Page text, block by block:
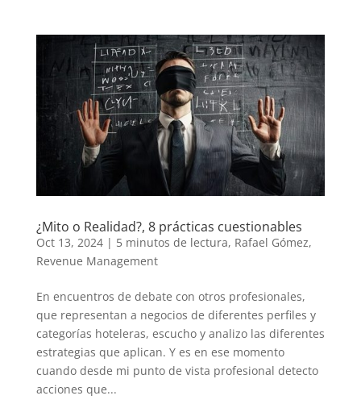
¿Mito o Realidad?, 8 prácticas cuestionables
Oct 13, 2024| 5 minutos de lectura, Rafael Gómez,
Revenue Management
En encuentros de debate con otros profesionales,
que representan a negocios de diferentes perfiles y
categorías hoteleras, escucho y analizo las diferentes
estrategias que aplican. Y es en ese momento
cuando desde mi punto de vista profesional detecto
acciones que...